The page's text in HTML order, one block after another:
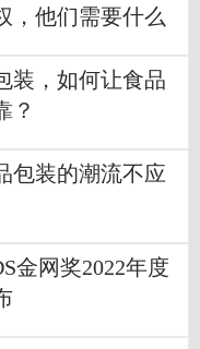
，他们需要什么
装，如何让食品
？
包装的潮流不应
金网奖2022年度